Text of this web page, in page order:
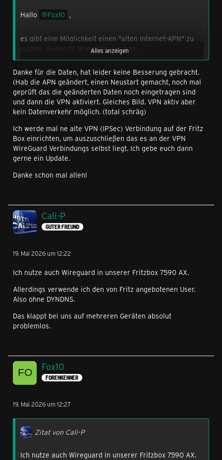
Hallo Fox10 ,
es gibt eine Möglichkeit einen "alten Internet-APN" zu
nutzen. Vielleicht bringt dir das was:
Name: Congstar Internet
APN: internet.telekom
Proxy: keine Eingabe
Port: keine Eingabe
Benutzername: congstar
MCC: 262
MNC: 01
Authentifizierungstyp: PAP
APN-typ: default,supl
Trage das ein was geht...
Teste das gerne mal gegen.
Alles anzeigen
Danke für die Daten, hat leider keine Besserung gebracht.
(Hab die APN geändert, einen Neustart gemacht, noch mal
geprüft das die geänderten Daten noch eingetragen sind
und dann die VPN aktiviert. Gleiches Bild. VPN aktiv aber
kein Datenverkehr möglich. (total schräg)
Ich werde mal ne alte VPN (IPSec) Verbindung auf der Fritz
Box einrichten, um auszuschließen das es an der VPN
WireGuard Verbindungs selbst liegt. Ich gebe euch dann
gerne ein Update.
Danke schon mal allen!
Cali-P
GUTER FREUND
19. Mai 2026 um 12:22
Ich nutze auch Wireguard in unserer Fritzbox 7590 AX.
Allerdings verwende ich den von Fritz angebotenen User.
Also ohne DYNDNS.
Das klappt bei uns auf mehreren Geräten absolut
problemlos.
Fox10
FORENKENNER
19. Mai 2026 um 12:27
Zitat von Cali-P
Ich nutze auch Wireguard in unserer Fritzbox 7590 AX.